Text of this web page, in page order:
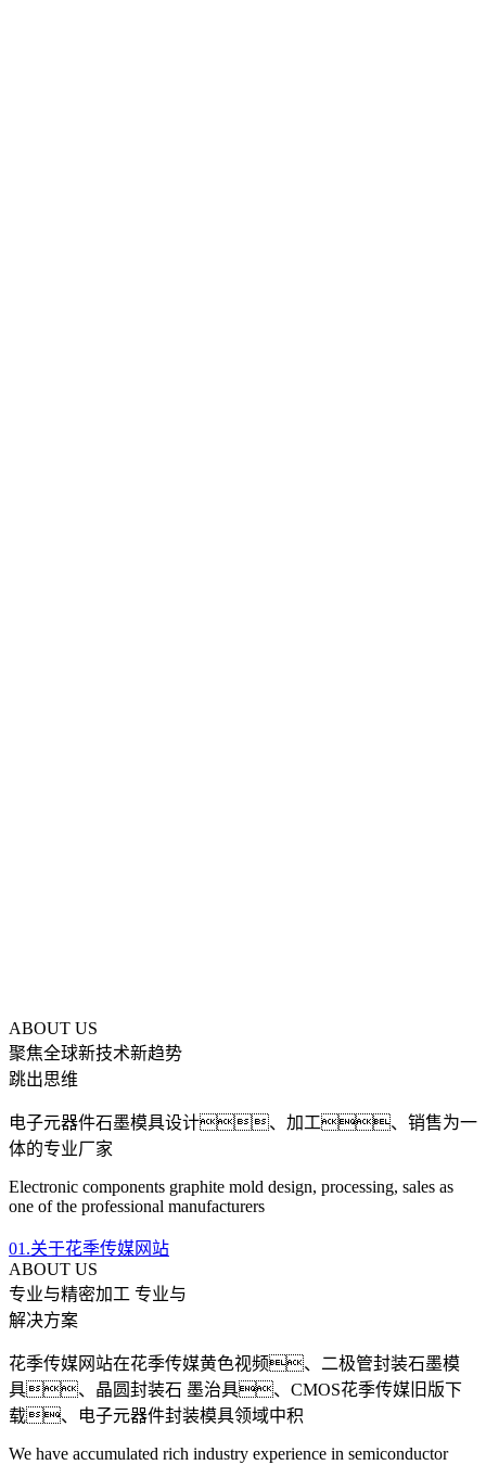
ABOUT US
聚焦全球新技术新趋势
跳出思维
电子元器件石墨模具设计、加工、销售为一
体的专业厂家
Electronic components graphite mold design, processing, sales as
one of the professional manufacturers
01.关于花季传媒网站
ABOUT US
专业与精密加工 专业与
解决方案
花季传媒网站在花季传媒黄色视频、二极管封装石墨模
具、晶圆封装石 墨治具、CMOS花季传媒旧版下
载、电子元器件封装模具领域中积
We have accumulated rich industry experience in semiconductor